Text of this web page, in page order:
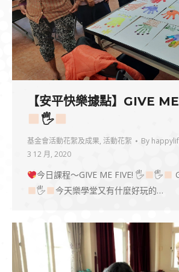
【安平快樂據點】GIVE
🖐
基金會活動花絮及成果, 活動花絮 By
3 12 月, 2020
今日課程～GIVE ME FIVE! 🖐 🖐
🖐
今天樂學堂又有什麼好玩的…